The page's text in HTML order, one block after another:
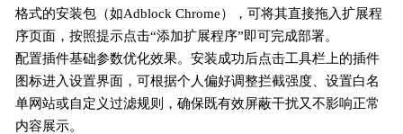
格式的安装包（如Adblock Chrome），可将其直接拖入扩展程
序页面，按照提示点击“添加扩展程序”即可完成部署。
配置插件基础参数优化效果。安装成功后点击工具栏上的插件
图标进入设置界面，可根据个人偏好调整拦截强度、设置白名
单网站或自定义过滤规则，确保既有效屏蔽干扰又不影响正常
内容展示。